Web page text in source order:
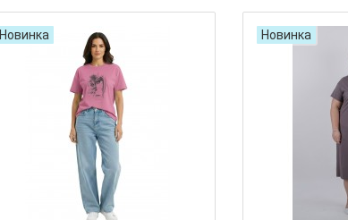
Новинка Новинка